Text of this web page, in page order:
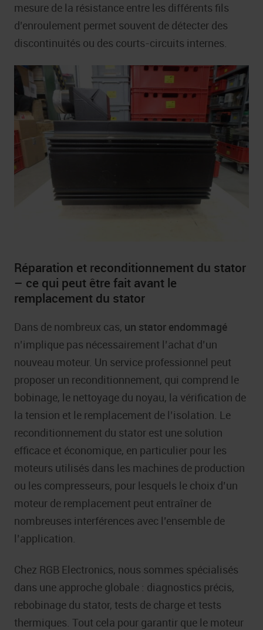
mesure de la résistance entre les différents fils
d’enroulement permet souvent de détecter des
discontinuités ou des courts-circuits internes.
Réparation et reconditionnement du stator
– ce qui peut être fait avant le
remplacement du stator
Dans de nombreux cas, un stator endommagé
n’implique pas nécessairement l’achat d’un
nouveau moteur. Un service professionnel peut
proposer un reconditionnement, qui comprend le
bobinage, le nettoyage du noyau, la vérification de
la tension et le remplacement de l’isolation. Le
reconditionnement du stator est une solution
efficace et économique, en particulier pour les
moteurs utilisés dans les machines de production
ou les compresseurs, pour lesquels le choix d’un
moteur de remplacement peut entraîner de
nombreuses interférences avec l’ensemble de
l’application.
Chez RGB Electronics, nous sommes spécialisés
dans une approche globale : diagnostics précis,
rebobinage du stator, tests de charge et tests
thermiques. Tout cela pour garantir que le moteur